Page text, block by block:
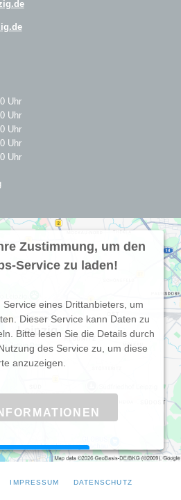
Uhr
Uhr
Uhr
Uhr
Uhr
Zustimmung, um den
Service zu laden!
eines Drittanbieters, um
Dieser Service kann Daten zu
Bitte lesen Sie die Details durch
des Service zu, um diese
anzuzeigen.
IMPRESSUM DATENSCHUTZ